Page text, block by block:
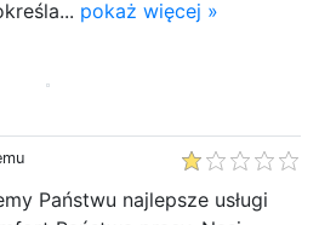
pokaż więcej »
Państwu najlepsze usługi